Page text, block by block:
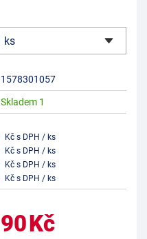
1578301057
Skladem 1
Kč s DPH / ks
Kč s DPH / ks
Kč s DPH / ks
Kč s DPH / ks
90Kč